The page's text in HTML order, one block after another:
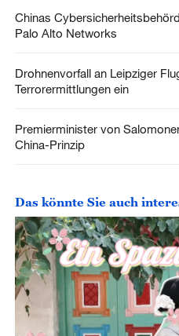
Chinas
Palo Alto Networks
Drohnenvorfall an Leipziger
Terrorermittlungen ein
Premierminister von
China-Prinzip
Das könnte Sie auch